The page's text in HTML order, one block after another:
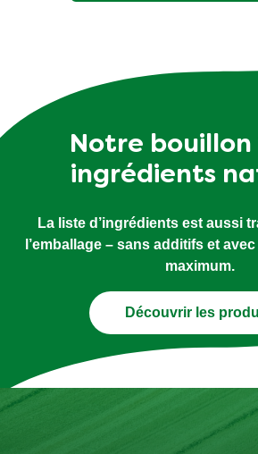
Notre bouillon
ingrédients
La liste d’ingrédients est aussi
l’emballage – sans additifs et
maximum.
Découvrir les